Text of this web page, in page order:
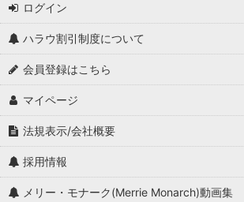
ログイン
ハラウ割引制度について
会員登録はこちら
マイページ
法規表示/会社概要
採用情報
メリー・モナーク(Merrie Monarch)動画集